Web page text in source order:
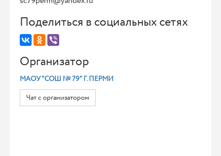
Поделиться в социальных сетях
Организатор
МАОУ "СОШ № 79" Г. ПЕРМИ
Чат с организатором